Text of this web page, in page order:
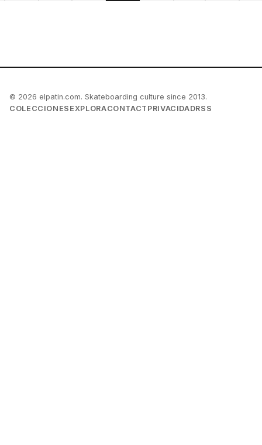
© 2026 elpatin.com. Skateboarding culture since 2013.
COLECCIONES EXPLORACONTACT PRIVACIDADRSS